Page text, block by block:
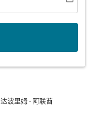
达波里姆 - 阿联酋